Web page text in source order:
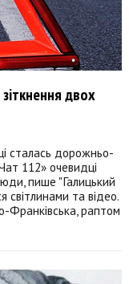
двох
сталась дорожньо-
112» очевидці
пише "Галицький
світлинами та відео.
Франківська, раптом